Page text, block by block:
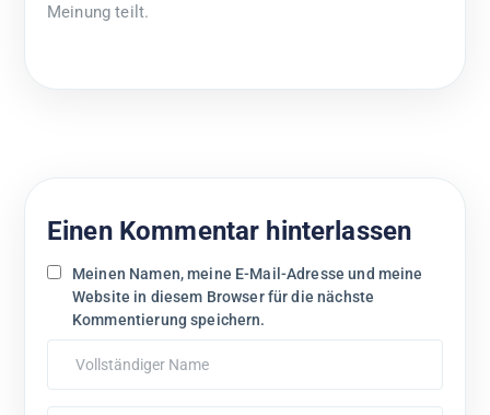
Meinung teilt.
Einen Kommentar hinterlassen
Meinen Namen, meine E-Mail-Adresse und meine
Website in diesem Browser für die nächste
Kommentierung speichern.